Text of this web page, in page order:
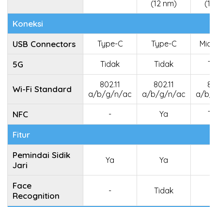
(12 nm)
Koneksi
USB Connectors
Type-C Type-C
5G Tidak Tidak
Wi-Fi Standard
802.11
a/b/g/n/ac
802.11
a/b/g/n/ac
a/b/
NFC - Ya
Fitur
Pemindai Sidik
Jari
Ya Ya
Face
Recognition
- Tidak